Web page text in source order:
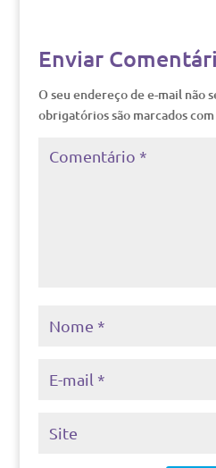
Enviar
O seu endereço de e-mail não
obrigatórios são marcados com